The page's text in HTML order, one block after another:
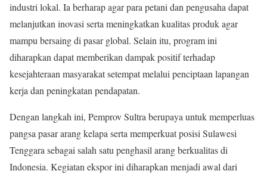
industri lokal. Ia berharap agar para petani dan pengusaha dapat
melanjutkan inovasi serta meningkatkan kualitas produk agar
mampu bersaing di pasar global. Selain itu, program ini
diharapkan dapat memberikan dampak positif terhadap
kesejahteraan masyarakat setempat melalui penciptaan lapangan
kerja dan peningkatan pendapatan.
Dengan langkah ini, Pemprov Sultra berupaya untuk memperluas
pangsa pasar arang kelapa serta memperkuat posisi Sulawesi
Tenggara sebagai salah satu penghasil arang berkualitas di
Indonesia. Kegiatan ekspor ini diharapkan menjadi awal dari